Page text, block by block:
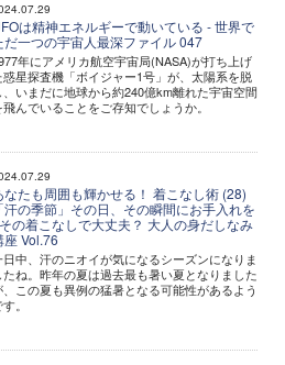
は精神エネルギーで動いている - 世界で
だ一つの宇宙人最深ファイル 047
年にアメリカ航空宇宙局(NASA)が打ち上げ
惑星探査機「ボイジャー1号」が、太陽系を脱
、いまだに地球から約240億km離れた宇宙空間
飛んでいることをご存知でしょうか。
なたも周囲も輝かせる！ 着こなし術 (28)
「汗の季節」その日、その瞬間にお手入れを
の着こなしで大丈夫？ 大人の身だしなみ
座 Vol.76
日中、汗のニオイが気になるシーズンになりま
たね。昨年の夏は過去最も暑い夏となりました
、この夏も異例の猛暑となる可能性があるよう
。